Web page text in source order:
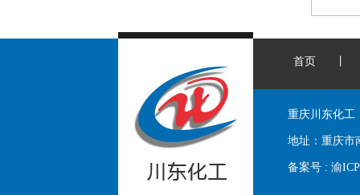
首页
重庆川东化工
地址： 重庆市
备案号 : 渝